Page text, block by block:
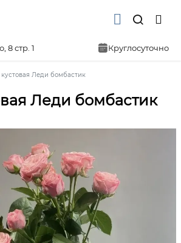
8 стр. 1 Круглосуточно
кустовая Леди бомбастик
Леди бомбастик